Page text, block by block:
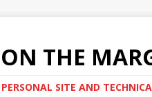
THE
SITE AND